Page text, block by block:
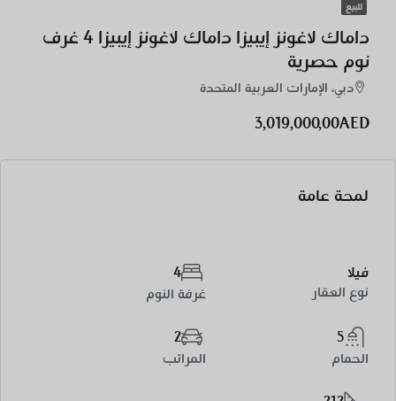
للبيع
داماك لاغونز إيبيزا داماك لاغونز إيبيزا 4 غرف
نوم حصرية
دبي، الإمارات العربية المتحدة
3,019,000,00AED
لمحة عامة
فيلا
نوع العقار
4
غرفة النوم
5
الحمام
2
المرائب